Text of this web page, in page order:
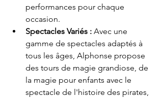
performances pour chaque
occasion.
Spectacles Variés : Avec une
gamme de spectacles adaptés à
tous les âges, Alphonse propose
des tours de magie grandiose, de
la magie pour enfants avec le
spectacle de l'histoire des pirates,